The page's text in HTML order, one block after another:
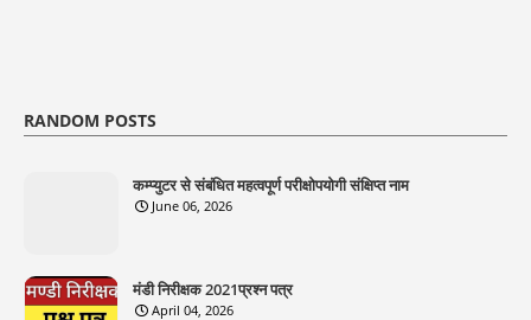
RANDOM POSTS
कम्प्युटर से संबंधित महत्वपूर्ण परीक्षोपयोगी संक्षिप्त नाम
June 06, 2026
मंडी निरीक्षक 2021प्रश्न पत्र
April 04, 2026